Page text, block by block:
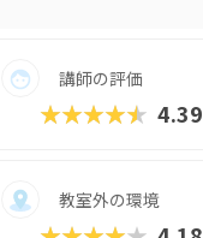
講師の評価
★★★★★ 4.39
教室外の環境